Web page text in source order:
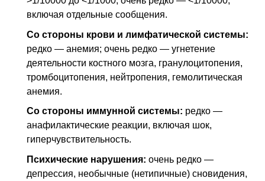
включая отдельные сообщения.
Со стороны крови и лимфатической системы:
редко — анемия; очень редко — угнетение
деятельности костного мозга, гранулоцитопения,
тромбоцитопения, нейтропения, гемолитическая
анемия.
Со стороны иммунной системы: редко —
анафилактические реакции, включая шок,
гиперчувствительность.
Психические нарушения: очень редко —
депрессия, необычные (нетипичные) сновидения,